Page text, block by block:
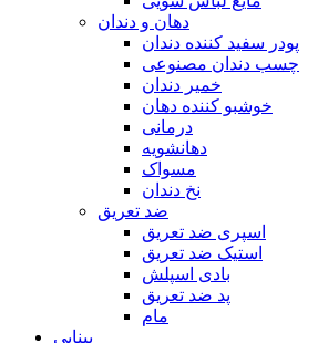
دهان و دندان
پودر سفید کننده دندان
چسب دندان مصنوعی
خمیر دندان
خوشبو کننده دهان
درمانی
دهانشویه
مسواک
نخ دندان
ضد تعریق
اسپری ضد تعریق
استیک ضد تعریق
بادی اسپلش
پد ضد تعریق
مام
بینایی